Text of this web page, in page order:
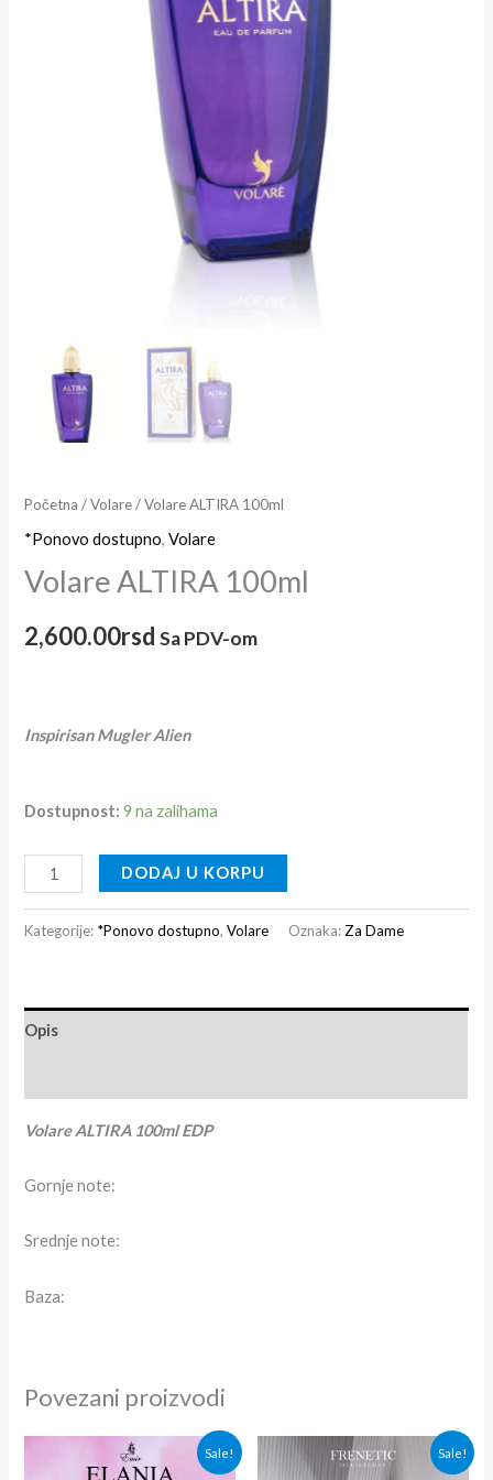
Početna /Volare/ Volare ALTIRA 100ml
*Ponovo dostupno,Volare
Volare ALTIRA 100ml
2,600.00rsd Sa PDV-om
Inspirisan Mugler Alien
Dostupnost: 9 na zalihama
DODAJ U KORPU
Kategorije: *Ponovo dostupno,Volare Oznaka: Za Dame
Opis
Volare ALTIRA 100ml EDP
Gornje note:
Srednje note:
Baza:
Povezani proizvodi
Sale!
Originalna
cena
Trenutna
cena
Sale!
Originalna
cena
Trenutna
cena